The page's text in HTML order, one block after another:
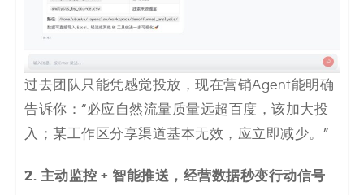
过去团队只能凭感觉投放，现在营销Agent能明确
告诉你：“必应自然流量质量远超百度，该加大投
入；某工作区分享渠道基本无效，应立即减少。”
2. 主动监控 + 智能推送，经营数据秒变行动信号